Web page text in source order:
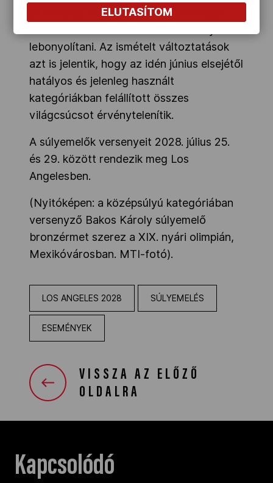
jétől lépnek hatályba, onnantól minden
lebonyolítani. Az ismételt változtatások
azt is jelentik, hogy az idén június elsejétől
hatályos és jelenleg használt
kategóriákban felállított összes
világcsúcsot érvénytelenítik.
A súlyemelők versenyeit 2028. július 25.
és 29. között rendezik meg Los
Angelesben.
(Nyitóképen: a középsúlyú kategóriában
versenyző Bakos Károly súlyemelő
bronzérmet szerez a XIX. nyári olimpián,
Mexikóvárosban. MTI-fotó).
LOS ANGELES 2028 SÚLYEMELÉS
ESEMÉNYEK
VISSZA AZ ELŐZŐ
OLDALRA
Kapcsolódó
ELUTASÍTOM